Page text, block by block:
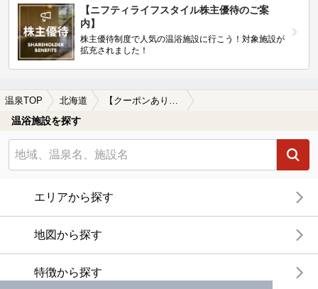
【ニフティライフスタイル株主優待のご案
内】
株主優待制度で人気の温浴施設に行こう！対象施設が
拡充されました！
温泉TOP 北海道
温浴施設を探す
エリアから探す
地図から探す
特徴から探す